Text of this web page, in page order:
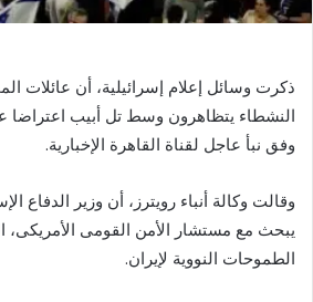
ذكرت وسائل إعلام إسرائيلية، أن عائلات
النشطاء يتظاهرون وسط تل أبيب اعتراضا
وفق نبأ عاجل لقناة القاهرة الإخبارية.
وقالت وكالة أنباء رويترز، أن وزير الدفاع
يبحث مع مستشار الأمن القومى الأمريكى،
الطموحات النووية لإيران.